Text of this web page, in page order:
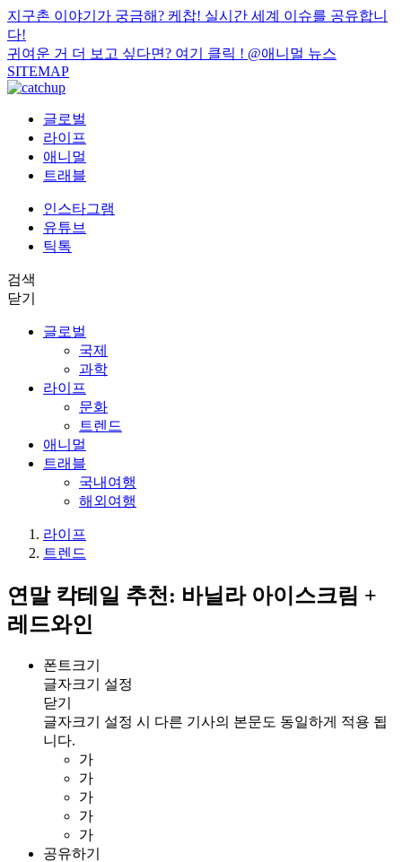
지구촌 이야기가 궁금해? 케찹! 실시간 세계 이슈를 공유합니
다!
귀여운 거 더 보고 싶다면? 여기 클릭 ! @애니멀 뉴스
SITEMAP
글로벌
라이프
애니멀
트래블
인스타그램
유튜브
틱톡
검색
닫기
글로벌
국제
과학
라이프
문화
트렌드
애니멀
트래블
국내여행
해외여행
라이프
트렌드
연말 칵테일 추천: 바닐라 아이스크림 +
레드와인
폰트크기
글자크기 설정
닫기
글자크기 설정 시 다른 기사의 본문도 동일하게 적용 됩
니다.
가
가
가
가
가
공유하기